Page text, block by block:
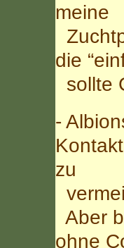
meine
die
sollte
-
zu
Aber
ohne